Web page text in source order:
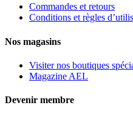
Commandes et retours
Conditions et règles
Nos magasins
Visiter nos boutiques
Magazine AEL
Devenir membre